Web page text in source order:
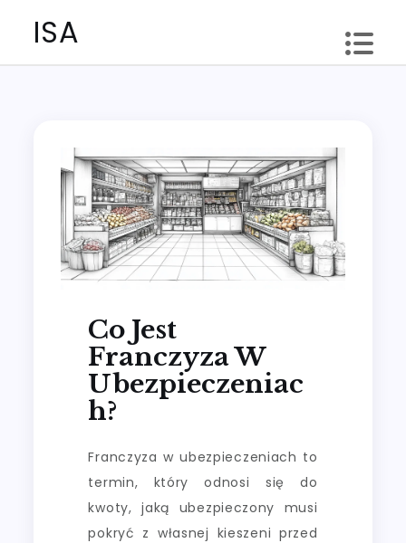
ISA
Co Jest
Franczyza W
Ubezpieczeniac
H?
Franczyza w ubezpieczeniach to
termin, który odnosi się do
kwoty, jaką ubezpieczony musi
pokryć z własnej kieszeni przed